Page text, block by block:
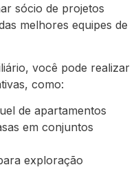
sócio de projetos
melhores equipes de
você pode realizar
como:
de apartamentos
em conjuntos
exploração